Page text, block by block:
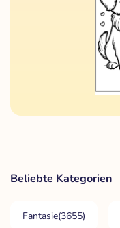
Beliebte Kategorien
Fantasie(3655)